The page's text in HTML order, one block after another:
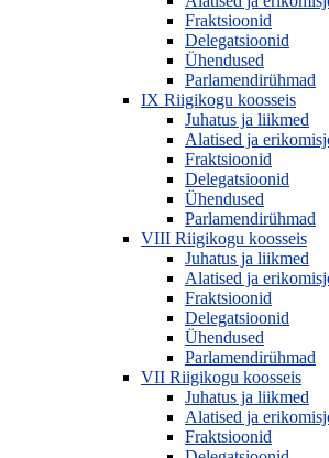
Fraktsioonid
Delegatsioonid
Ühendused
Parlamendirühmad
IX Riigikogu koosseis
Juhatus ja liikmed
Alatised ja
Fraktsioonid
Delegatsioonid
Ühendused
Parlamendirühmad
VIII Riigikogu koosseis
Juhatus ja liikmed
Alatised ja
Fraktsioonid
Delegatsioonid
Ühendused
Parlamendirühmad
VII Riigikogu koosseis
Juhatus ja liikmed
Alatised ja
Fraktsioonid